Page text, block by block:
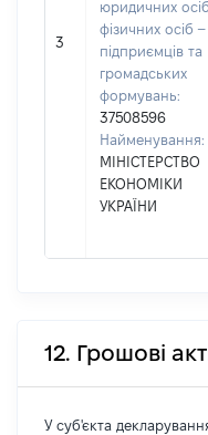
3
юридичних осіб,
фізичних осіб –
підприємців та
громадських
формувань:
37508596
Найменування:
МІНІСТЕРСТВО
ЕКОНОМІКИ
УКРАЇНИ
12. Грошові
У суб'єкта